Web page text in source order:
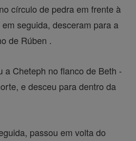
círculo de pedra em frente à
seguida, desceram para a
de Rúben .
a Cheteph no flanco de Beth -
e desceu para dentro da
passou em volta do